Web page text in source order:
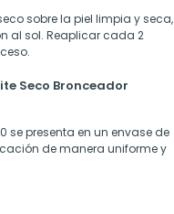
sobre la piel limpia y seca,
al sol. Reaplicar cada 2
Seco Bronceador
se presenta en un envase de
de manera uniforme y